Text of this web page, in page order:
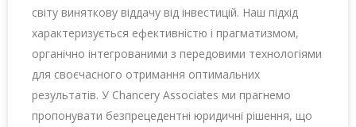
світу виняткову віддачу від інвестицій. Наш підхід
характеризується ефективністю і прагматизмом,
органічно інтегрованими з передовими технологіями
для своєчасного отримання оптимальних
результатів. У Chancery Associates ми прагнемо
пропонувати безпрецедентні юридичні рішення, що